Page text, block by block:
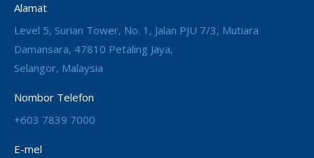
Alamat
Level 5, Surian Tower, No. 1, Jalan PJU 7/3, Mutiara
Damansara, 47810 Petaling Jaya,
Selangor, Malaysia
Nombor Telefon
+603 7839 7000
E-mel